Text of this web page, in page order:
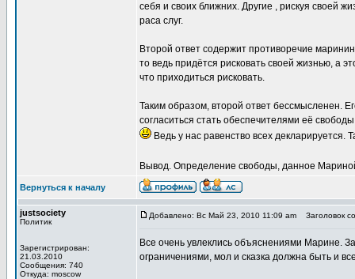
себя и своих ближних. Другие , рискуя своей
раса слуг.
Второй ответ содержит противоречие
то ведь придётся рисковать своей жизнью, а
что приходиться рисковать.
Таким образом, второй ответ бессмысленен.
согласиться стать обеспечителями её
Ведь у нас равенство всех декларируется.
Вывод. Определение свободы, данное
Вернуться к началу
justsociety
Политик
Зарегистрирован:
21.03.2010
Сообщения: 740
Откуда: moscow
Добавлено: Вс Май 23, 2010 11:09 am Заголовок
Все очень увлеклись объяснениями Марине.
ограничениями, мол и сказка должна быть и